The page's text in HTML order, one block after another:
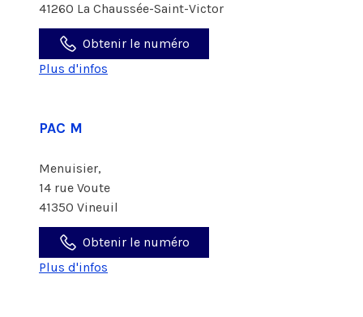
41260 La Chaussée-Saint-Victor
Obtenir le numéro
Plus d'infos
PAC M
Menuisier,
14 rue Voute
41350 Vineuil
Obtenir le numéro
Plus d'infos